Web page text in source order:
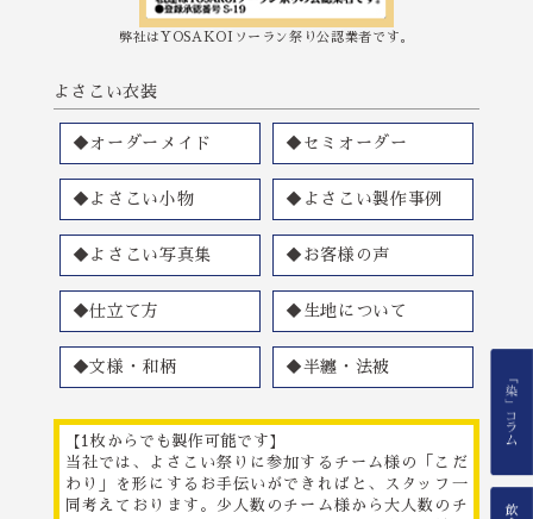
弊社はYOSAKOIソーラン祭り公認業者です。
よさこい衣装
◆オーダーメイド ◆セミオーダー
◆よさこい小物 ◆よさこい製作事例
◆よさこい写真集 ◆お客様の声
◆仕立て方 ◆生地について
◆文様・和柄 ◆半纏・法被
【1枚からでも製作可能です】
当社では、よさこい祭りに参加するチーム様の「こだ
わり」を形にするお手伝いができればと、スタッフ一
同考えております。少人数のチーム様から大人数のチ